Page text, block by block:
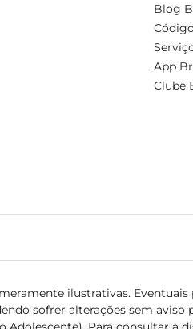
Blog
App
Clube
ilustrativas. Eventuais
sofrer alterações sem aviso